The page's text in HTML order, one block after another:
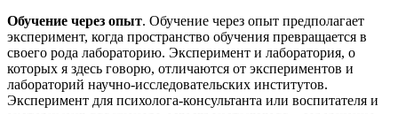
Обучение через опыт. Обучение через опыт предполагает
эксперимент, когда пространство обучения превращается в
своего рода лабораторию. Эксперимент и лаборатория, о
которых я здесь говорю, отличаются от экспериментов и
лабораторий научно-исследовательских институтов.
Эксперимент для психолога-консультанта или воспитателя и